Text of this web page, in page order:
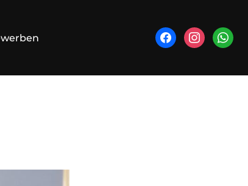
facebookinstagram